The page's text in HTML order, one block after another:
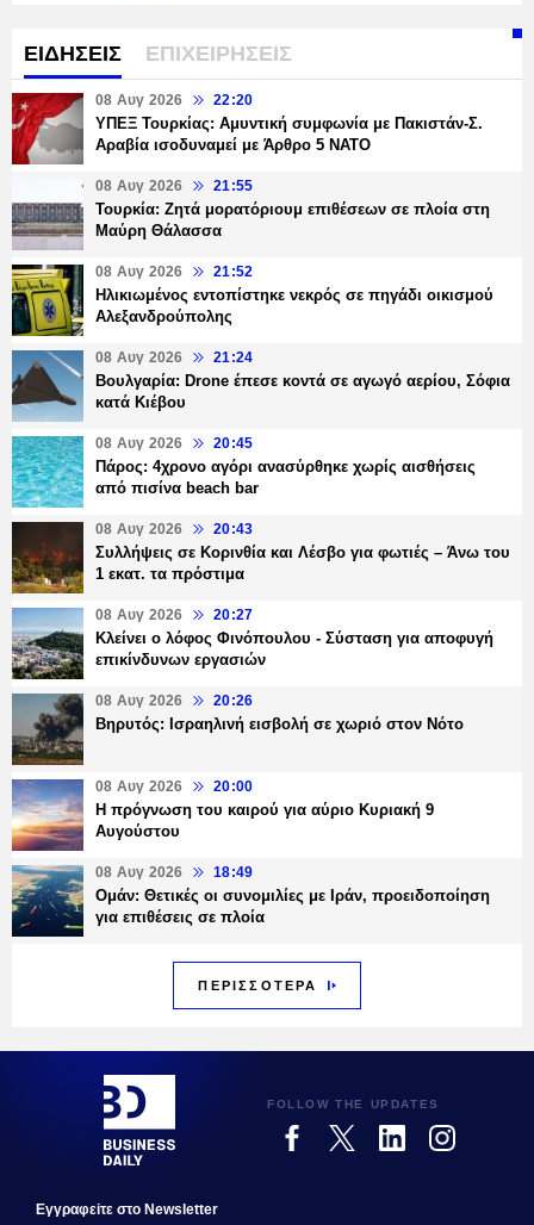
ΕΙΔΗΣΕΙΣ ΕΠΙΧΕΙΡΗΣΕΙΣ
08 Αυγ 2026 22:20
ΥΠΕΞ Τουρκίας: Αμυντική συμφωνία με Πακιστάν-Σ.
Αραβία ισοδυναμεί με Άρθρο 5 NATO
08 Αυγ 2026 21:55
Τουρκία: Ζητά μορατόριουμ επιθέσεων σε πλοία στη
Μαύρη Θάλασσα
08 Αυγ 2026 21:52
Ηλικιωμένος εντοπίστηκε νεκρός σε πηγάδι οικισμού
Αλεξανδρούπολης
08 Αυγ 2026 21:24
Βουλγαρία: Drone έπεσε κοντά σε αγωγό αερίου, Σόφια
κατά Κιέβου
08 Αυγ 2026 20:45
Πάρος: 4χρονο αγόρι ανασύρθηκε χωρίς αισθήσεις
από πισίνα beach bar
08 Αυγ 2026 20:43
Συλλήψεις σε Κορινθία και Λέσβο για φωτιές – Άνω του
1 εκατ. τα πρόστιμα
08 Αυγ 2026 20:27
Κλείνει ο λόφος Φινόπουλου - Σύσταση για αποφυγή
επικίνδυνων εργασιών
08 Αυγ 2026 20:26
Βηρυτός: Ισραηλινή εισβολή σε χωριό στον Νότο
08 Αυγ 2026 20:00
Η πρόγνωση του καιρού για αύριο Κυριακή 9
Αυγούστου
08 Αυγ 2026 18:49
Ομάν: Θετικές οι συνομιλίες με Ιράν, προειδοποίηση
για επιθέσεις σε πλοία
ΠΕΡΙΣΣΟΤΕΡΑ
FOLLOW THE UPDATES
Εγγραφεiτε στο Newsletter